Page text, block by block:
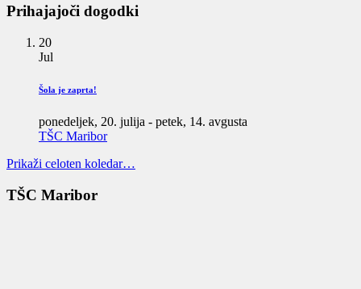
Prihajajoči dogodki
20
Jul
Šola je zaprta!
ponedeljek, 20. julija - petek, 14. avgusta
TŠC Maribor
Prikaži celoten koledar…
TŠC Maribor